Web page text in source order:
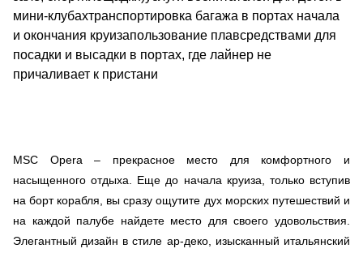
MSC Opera – прекрасное место для комфортного и
насыщенного отдыха. Еще до начала круиза, только вступив
на борт корабля, вы сразу ощутите дух морских путешествий и
на каждой палубе найдете место для своего удовольствия.
Элегантный дизайн в стиле ар-деко, изысканный итальянский
мини-клубахтранспортировка багажа в портах начала
и окончания круизапользование плавсредствами для
посадки и высадки в портах, где лайнер не
причаливает к пристани